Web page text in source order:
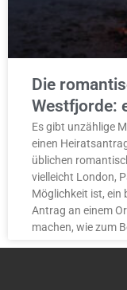
Die
Westfjorde:
Es gibt unzählige
einen
üblichen
vielleicht London,
Möglichkeit ist, ein
Antrag an einem
machen, wie zum